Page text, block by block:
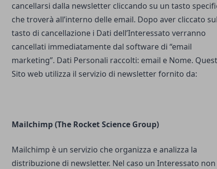
cancellarsi dalla newsletter cliccando su un tasto
che troverà all’interno delle email. Dopo aver cliccato
tasto di cancellazione i Dati dell’Interessato verranno
cancellati immediatamente dal software di “email
marketing”. Dati Personali raccolti: email e Nome.
Sito web utilizza il servizio di newsletter fornito da:
Mailchimp (The Rocket Science Group)
Mailchimp è un servizio che organizza e analizza la
distribuzione di newsletter. Nel caso un Interessato non